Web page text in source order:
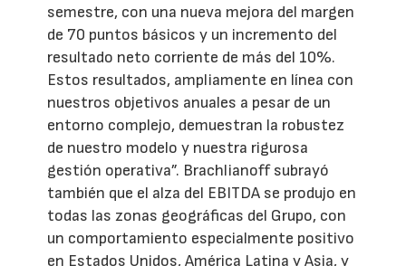
semestre, con una nueva mejora del margen
de 70 puntos básicos y un incremento del
resultado neto corriente de más del 10%.
Estos resultados, ampliamente en línea con
nuestros objetivos anuales a pesar de un
entorno complejo, demuestran la robustez
de nuestro modelo y nuestra rigurosa
gestión operativa”. Brachlianoff subrayó
también que el alza del EBITDA se produjo en
todas las zonas geográficas del Grupo, con
un comportamiento especialmente positivo
en Estados Unidos, América Latina y Asia, y